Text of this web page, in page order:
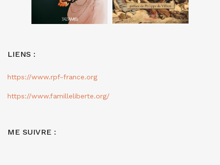
LIENS :
https://www.rpf-france.org
https://www.familleliberte.org/
ME SUIVRE :